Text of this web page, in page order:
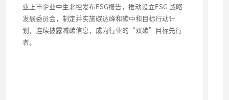
业上市企业中生北控发布ESG报告，推动设立ESG 战略
发展委员会，制定并实施碳达峰和碳中和目标行动计
划，连续披露减碳信息，成为行业的“双碳”目标先行
者。